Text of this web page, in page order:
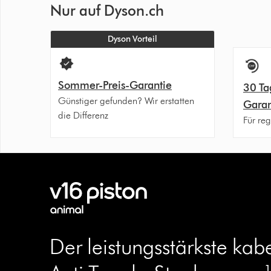
Nur auf Dyson.ch
Dyson Vorteil
Sommer-Preis-Garantie
Günstiger gefunden? Wir erstatten
die Differenz
30
Für
Der leistungsstärkste